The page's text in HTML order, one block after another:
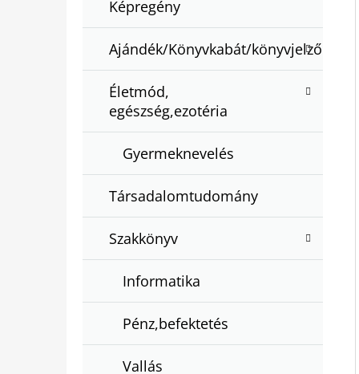
Képregény
Ajándék/Könyvkabát/könyvjelző
Életmód,
egészség,ezotéria
Gyermeknevelés
Társadalomtudomány
Szakkönyv
Informatika
Pénz,befektetés
Vallás